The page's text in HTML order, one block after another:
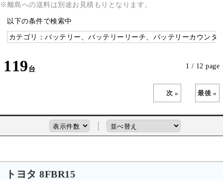
※離島への送料は別途お見積もりとなります。
以下の条件で検索中
カテゴリ：バッテリー、バッテリーリーチ、バッテリーカウンタ
119 1 / 12 page
次 » 最後 »
トヨタ 8FBR15